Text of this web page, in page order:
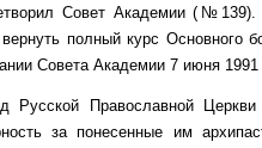
Совет Академии (№139).
полный курс Основного
Совета Академии 7 июня
Православной Церкви
за понесенные им